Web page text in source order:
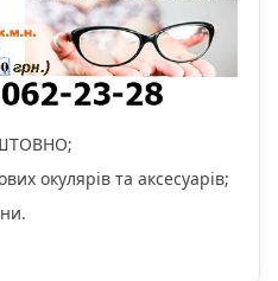
окулярів та аксесуарів;